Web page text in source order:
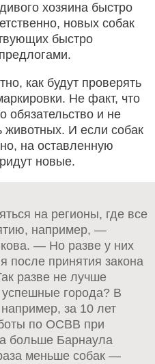
хозяина быстро
новых собак
быстро
как будут проверять
Не факт, что
обязательство и не
И если собак
на оставленную
новые.
на регионы, где все
например, —
— Но разве у них
после принятия закона
разве не лучше
успешные города? В
за 10 лет
по ОСВВ при
больше Барнаула
меньше собак —